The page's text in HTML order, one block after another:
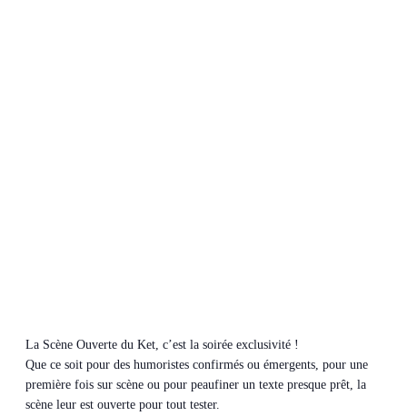
La Scène Ouverte du Ket, c’est la soirée exclusivité !
Que ce soit pour des humoristes confirmés ou émergents, pour une
première fois sur scène ou pour peaufiner un texte presque prêt, la
scène leur est ouverte pour tout tester.